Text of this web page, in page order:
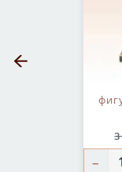
–
Предыдущий слайд